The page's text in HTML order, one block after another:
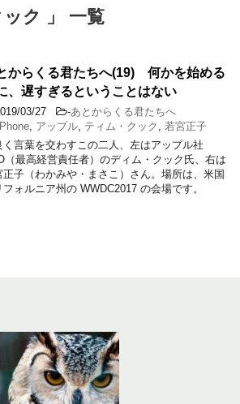
ック 」 一覧
からくる君たちへ(19) 何かを始める
、遅すぎるということはない
03/27 -あとからくる君たちへ
アップル ティム・クック
若宮正子
く言葉を交わすこの二人、左はアップル社
（最高経営責任者）のディム・クック氏、右は
正子（わかみや・まさこ）さん。場所は、米国
フォルニア州の WWDC2017 の会場です。